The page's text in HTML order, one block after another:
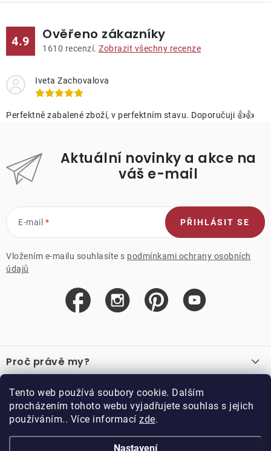
Tento web používá soubory cookie. Dalším
procházením tohoto webu vyjadřujete souhlas s jejich
používáním.. Více informací zde.
Nastavení
4.9 Ověřeno zákazníky
1610 recenzí. Zobrazit všechny recenze
Iveta Zachovalova
Perfektně zabalené zboží, v perfektním stavu. Doporučuji 👍👍
Aktuální novinky a akce na
váš e-mail
E-mail
Vložením e-mailu souhlasíte s podmínkami ochrany osobních
údajů
PŘIHLÁSIT SE
á
p
a
Proč právě my?
Recenze
Důležité odkazy
Velkoobchod
Vzorková prodejna
O nákupu